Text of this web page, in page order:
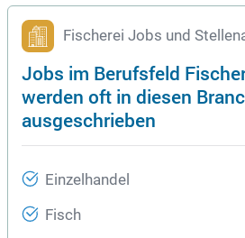
Fischerei Jobs und
Jobs im Berufsfeld
werden oft in diesen
ausgeschrieben
Einzelhandel
Fisch